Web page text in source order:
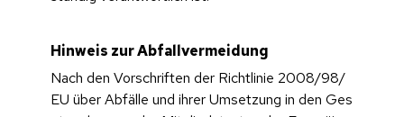
Hinweis zur Abfallvermeidung
Nach den Vorschriften der Richtlinie 2008/98/
EU über Abfälle und ihrer Umsetzung in den Ges